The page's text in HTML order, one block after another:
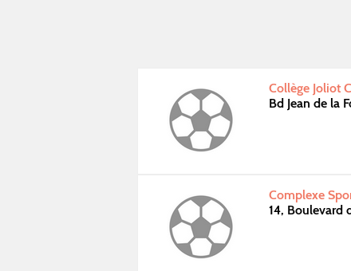
Collège Joliot
Bd Jean de la
Complexe
14, Boulevard